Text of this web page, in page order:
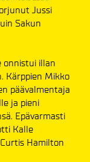
Jussi
Sakun
onnistui illan
Kärppien Mikko
päävalmentaja
ja pieni
Epävarmasti
Kalle
Hamilton